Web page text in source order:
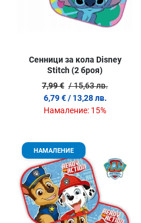
Сенници за кола Disney
Stitch (2 броя)
7,99 € / 15,63 лв.
6,79 € / 13,28 лв.
Намаление: 15%
Добави в любими
Сравни продукт
Quick View
НАМАЛЕНИЕ